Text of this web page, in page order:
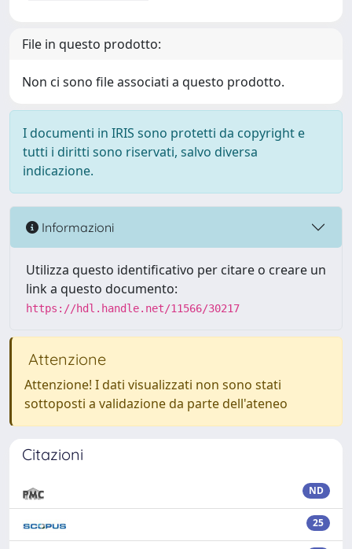
File in questo prodotto:
Non ci sono file associati a questo prodotto.
I documenti in IRIS sono protetti da copyright e
tutti i diritti sono riservati, salvo diversa
indicazione.
Informazioni
Utilizza questo identificativo per citare o creare un
link a questo documento:
https://hdl.handle.net/11566/30217
Attenzione
Attenzione! I dati visualizzati non sono stati
sottoposti a validazione da parte dell'ateneo
Citazioni
ND
25